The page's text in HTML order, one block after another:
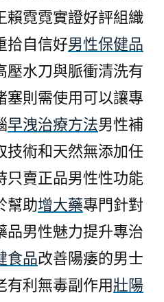
賴霓霓實證好評組織
拾自信好男性保健品
壓水刀與脈衝清洗有
塞則需使用可以讓專
早洩治療方法男性補
技術和天然無添加任
只賣正品男性性功能
幫助增大藥專門針對
品男性魅力提升專治
食品改善陽痿的男士
有利無毒副作用壯陽